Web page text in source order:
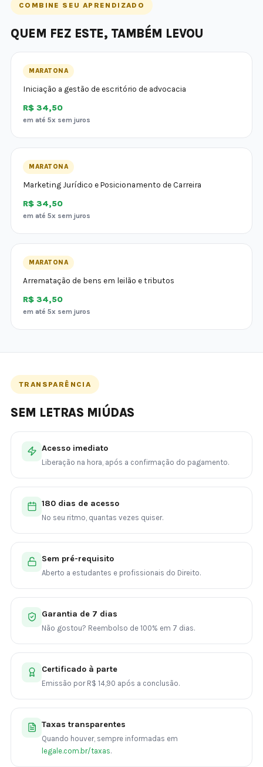
COMBINE SEU APRENDIZADO
QUEM FEZ ESTE, TAMBÉM LEVOU
MARATONA
Iniciação a gestão de escritório de advocacia
R$ 34,50
em até 5x sem juros
MARATONA
Marketing Jurídico e Posicionamento de Carreira
R$ 34,50
em até 5x sem juros
MARATONA
Arrematação de bens em leilão e tributos
R$ 34,50
em até 5x sem juros
TRANSPARÊNCIA
SEM LETRAS MIÚDAS
Acesso imediato
Liberação na hora, após a confirmação do pagamento.
180 dias de acesso
No seu ritmo, quantas vezes quiser.
Sem pré-requisito
Aberto a estudantes e profissionais do Direito.
Garantia de 7 dias
Não gostou? Reembolso de 100% em 7 dias.
Certificado à parte
Emissão por R$ 14,90 após a conclusão.
Taxas transparentes
Quando houver, sempre informadas em
legale.com.br/taxas.